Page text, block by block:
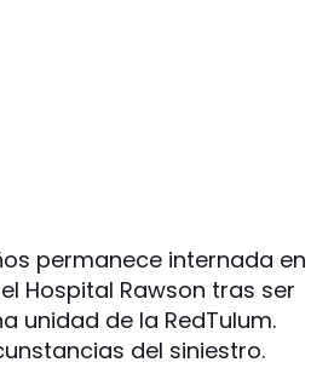
permanece internada en
Hospital Rawson tras ser
unidad de la RedTulum.
del siniestro.